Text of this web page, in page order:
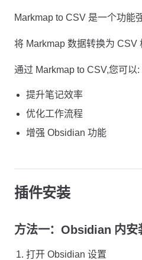
Markmap to CSV 是一个功能
将 Markmap 数据转换为 CSV
通过 Markmap to CSV,您可以:
提升笔记效率
优化工作流程
增强 Obsidian 功能
插件安装
方法一：Obsidian 内安
打开 Obsidian 设置